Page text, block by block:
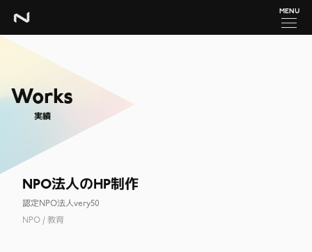
MENU
Works
実績
NPO法人のHP制作
認定NPO法人very50
NPO / 教育